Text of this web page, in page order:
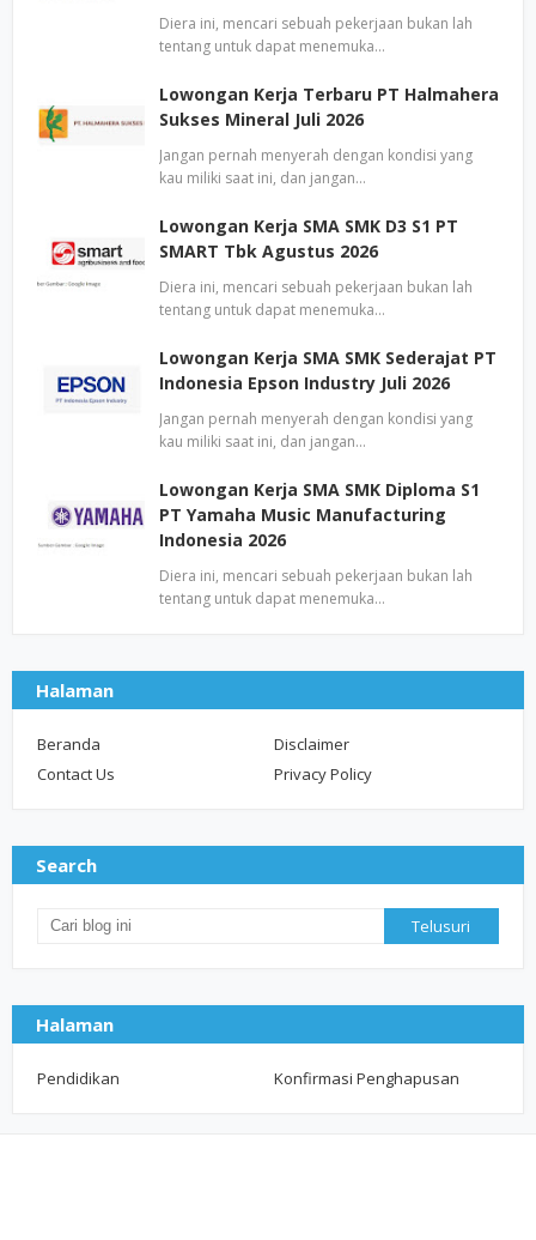
Diera ini, mencari sebuah pekerjaan bukan lah
tentang untuk dapat menemuka…
Lowongan Kerja Terbaru PT Halmahera
Sukses Mineral Juli 2026
Jangan pernah menyerah dengan kondisi yang
kau miliki saat ini, dan jangan…
Lowongan Kerja SMA SMK D3 S1 PT
SMART Tbk Agustus 2026
Diera ini, mencari sebuah pekerjaan bukan lah
tentang untuk dapat menemuka…
Lowongan Kerja SMA SMK Sederajat PT
Indonesia Epson Industry Juli 2026
Jangan pernah menyerah dengan kondisi yang
kau miliki saat ini, dan jangan…
Lowongan Kerja SMA SMK Diploma S1
PT Yamaha Music Manufacturing
Indonesia 2026
Diera ini, mencari sebuah pekerjaan bukan lah
tentang untuk dapat menemuka…
Halaman
Beranda
Disclaimer
Contact Us
Privacy Policy
Search
Halaman
Pendidikan Konfirmasi Penghapusan